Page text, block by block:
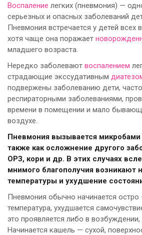
Воспаление легких (пневмония) —
серьезных и опасных заболеваний
Пневмония встречается у детей всех
хотя чаще она поражает
младшего возраста.
Нередко заболевают воспалением
страдающие экссудативным
подвержены заболеванию дети,
респираторными заболеваниями,
времени в помещении и мало
воздухе.
Пневмония вызывается микробами
также как осложнение другого
ОРЗ, кори и др. В этих случаях
мнимого благополучия возникают
температуры и ухудшение
Пневмония обычно начинается
температура, ухудшается
это проявляется либо в возбуждении,
Начинается кашель — сухой,